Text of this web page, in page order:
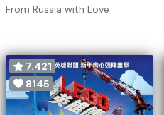
From Russia with Love
7.421
8145